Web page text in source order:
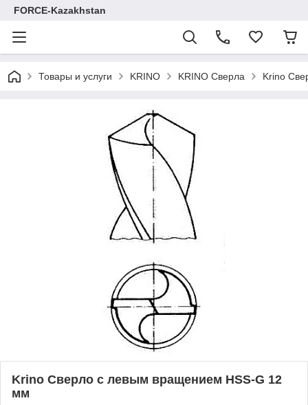
FORCE-Kazakhstan
Товары и услуги KRINO KRINO Сверла Krino
Krino Сверло с левым вращением HSS-G 12
мм